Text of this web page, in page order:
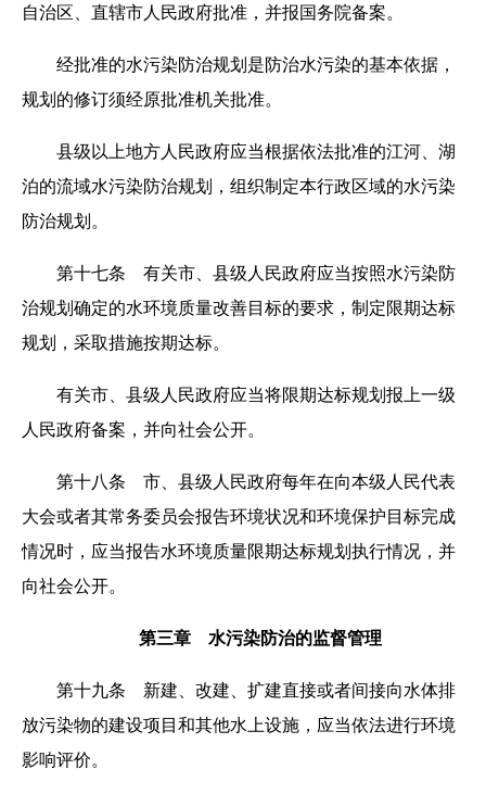
自治区、直辖市人民政府批准，并报国务院备案。
经批准的水污染防治规划是防治水污染的基本依据，
规划的修订须经原批准机关批准。
县级以上地方人民政府应当根据依法批准的江河、湖
泊的流域水污染防治规划，组织制定本行政区域的水污染
防治规划。
第十七条 有关市、县级人民政府应当按照水污染防
治规划确定的水环境质量改善目标的要求，制定限期达标
规划，采取措施按期达标。
有关市、县级人民政府应当将限期达标规划报上一级
人民政府备案，并向社会公开。
第十八条 市、县级人民政府每年在向本级人民代表
大会或者其常务委员会报告环境状况和环境保护目标完成
情况时，应当报告水环境质量限期达标规划执行情况，并
向社会公开。
第三章 水污染防治的监督管理
第十九条 新建、改建、扩建直接或者间接向水体排
放污染物的建设项目和其他水上设施，应当依法进行环境
影响评价。